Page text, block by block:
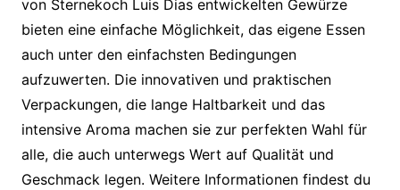
von Sternekoch Luis Dias entwickelten Gewürze
bieten eine einfache Möglichkeit, das eigene Essen
auch unter den einfachsten Bedingungen
aufzuwerten. Die innovativen und praktischen
Verpackungen, die lange Haltbarkeit und das
intensive Aroma machen sie zur perfekten Wahl für
alle, die auch unterwegs Wert auf Qualität und
Geschmack legen. Weitere Informationen findest du